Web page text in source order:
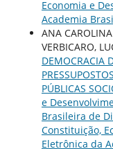
Economia e
Academia
ANA
VERBICARO,
DEMOCRACIA
PÚBLICAS
e
Brasileira de
Constituição,
Eletrônica da